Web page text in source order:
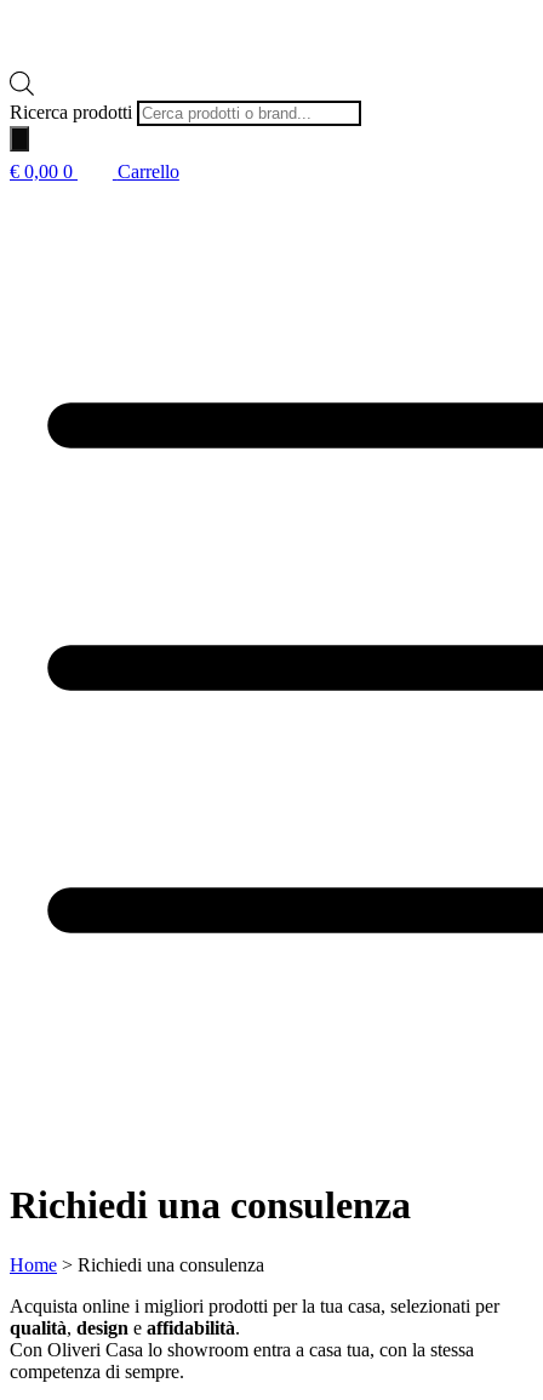
Ricerca prodotti
€ 0,00 0 Carrello
Richiedi una consulenza
Home > Richiedi una consulenza
Acquista online i migliori prodotti per la tua casa, selezionati per
qualità, design e affidabilità.
Con Oliveri Casa lo showroom entra a casa tua, con la stessa
competenza di sempre.